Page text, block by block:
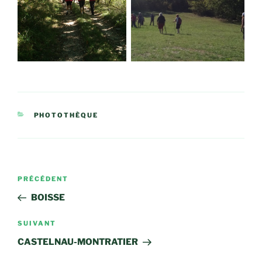
CATÉGORIES
PHOTOTHÈQUE
Navigation
l’article
Article
précédent
PRÉCÉDENT
BOISSE
Article
suivant
SUIVANT
CASTELNAU-MONTRATIER